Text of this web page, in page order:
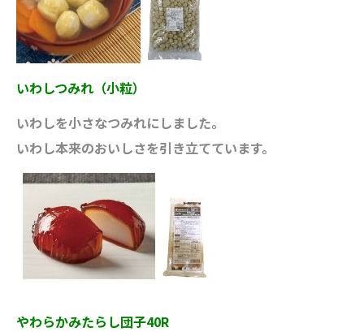
いわしつみれ（小粒）
いわしを小さなつみれにしました。
いわし本来のおいしさを引き立てています。
やわらかみたらし団子40R